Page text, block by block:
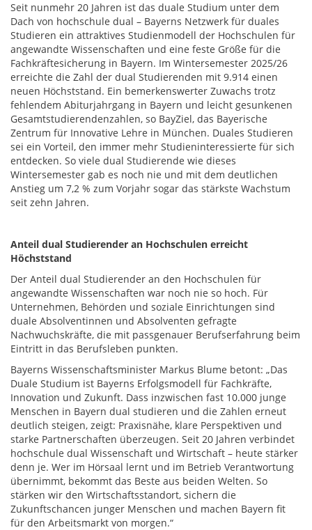
Seit nunmehr 20 Jahren ist das duale Studium unter dem
Dach von hochschule dual – Bayerns Netzwerk für duales
Studieren ein attraktives Studienmodell der Hochschulen für
angewandte Wissenschaften und eine feste Größe für die
Fachkräftesicherung in Bayern. Im Wintersemester 2025/26
erreichte die Zahl der dual Studierenden mit 9.914 einen
neuen Höchststand. Ein bemerkenswerter Zuwachs trotz
fehlendem Abiturjahrgang in Bayern und leicht gesunkenen
Gesamtstudierendenzahlen, so BayZiel, das Bayerische
Zentrum für Innovative Lehre in München. Duales Studieren
sei ein Vorteil, den immer mehr Studieninteressierte für sich
entdecken. So viele dual Studierende wie dieses
Wintersemester gab es noch nie und mit dem deutlichen
Anstieg um 7,2 % zum Vorjahr sogar das stärkste Wachstum
seit zehn Jahren.
Anteil dual Studierender an Hochschulen erreicht
Höchststand
Der Anteil dual Studierender an den Hochschulen für
angewandte Wissenschaften war noch nie so hoch. Für
Unternehmen, Behörden und soziale Einrichtungen sind
duale Absolventinnen und Absolventen gefragte
Nachwuchskräfte, die mit passgenauer Berufserfahrung beim
Eintritt in das Berufsleben punkten.
Bayerns Wissenschaftsminister Markus Blume betont: „Das
Duale Studium ist Bayerns Erfolgsmodell für Fachkräfte,
Innovation und Zukunft. Dass inzwischen fast 10.000 junge
Menschen in Bayern dual studieren und die Zahlen erneut
deutlich steigen, zeigt: Praxisnähe, klare Perspektiven und
starke Partnerschaften überzeugen. Seit 20 Jahren verbindet
hochschule dual Wissenschaft und Wirtschaft – heute stärker
denn je. Wer im Hörsaal lernt und im Betrieb Verantwortung
übernimmt, bekommt das Beste aus beiden Welten. So
stärken wir den Wirtschaftsstandort, sichern die
Zukunftschancen junger Menschen und machen Bayern fit
für den Arbeitsmarkt von morgen.“